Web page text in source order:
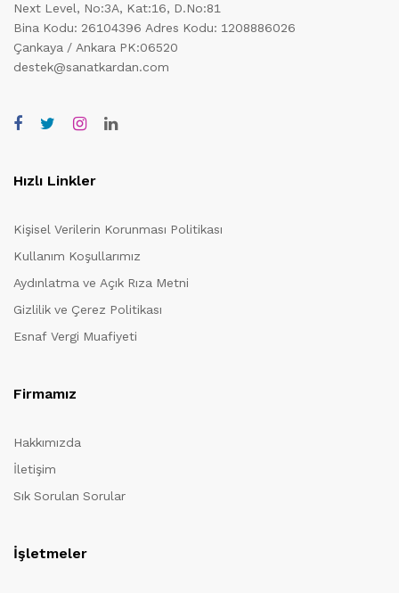
Next Level, No:3A, Kat:16, D.No:81
Bina Kodu: 26104396 Adres Kodu: 1208886026
Çankaya / Ankara PK:06520
destek@sanatkardan.com
Hızlı Linkler
Kişisel Verilerin Korunması Politikası
Kullanım Koşullarımız
Aydınlatma ve Açık Rıza Metni
Gizlilik ve Çerez Politikası
Esnaf Vergi Muafiyeti
Firmamız
Hakkımızda
İletişim
Sık Sorulan Sorular
İşletmeler